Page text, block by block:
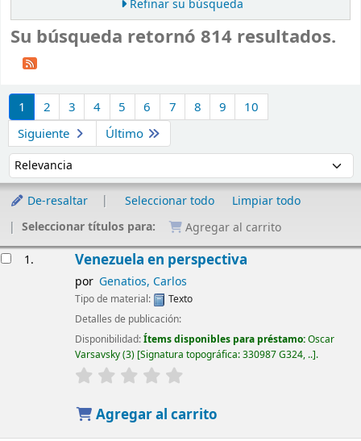
Refinar su búsqueda
Su búsqueda retornó 814 resultados.
1 2 3 4 5 6 7 8 9
10
Siguiente
Último
Ordenar por:
De-resaltar Seleccionar todo
Limpiar todo
Seleccionar títulos para:
Agregar al carrito
1. Venezuela en perspectiva
por Genatios, Carlos
Tipo de material:
Texto
Detalles de publicación:
Disponibilidad:Ítems disponibles para préstamo:Oscar
Varsavsky(3) Signatura topográfica:330987 G324, .. .
Agregar al carrito